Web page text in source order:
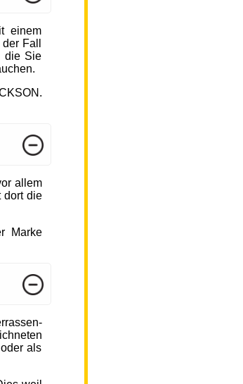
einem
Fall
die Sie
allem
dort die
Marke
als